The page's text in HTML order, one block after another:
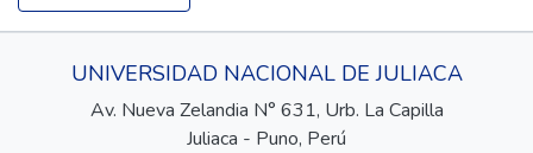
UNIVERSIDAD NACIONAL DE JULIACA
Av. Nueva Zelandia N° 631, Urb. La Capilla
Juliaca - Puno, Perú